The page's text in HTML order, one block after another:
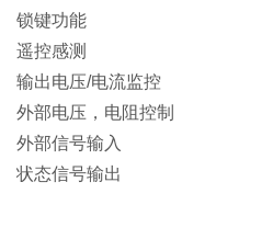
锁键功能
遥控感测
输出电压/电流监控
外部电压，电阻控制
外部信号输入
状态信号输出